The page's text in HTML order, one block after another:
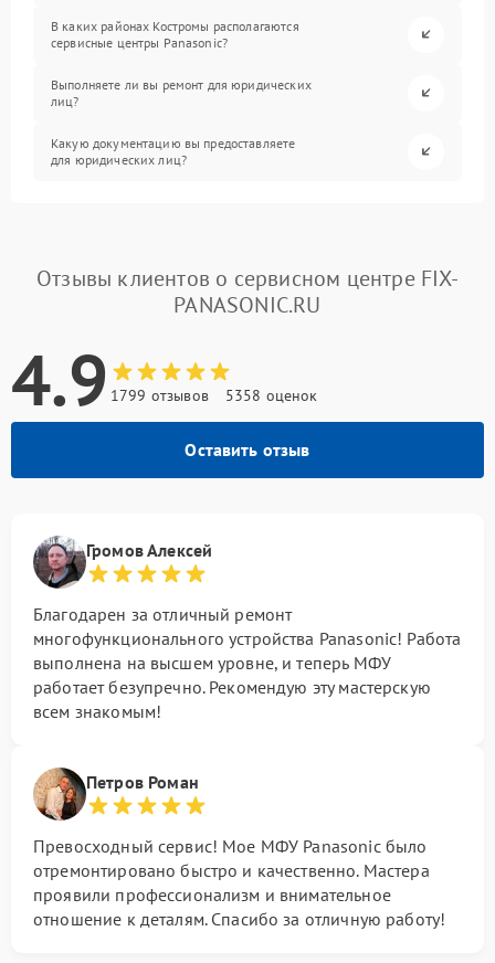
В каких районах Костромы располагаются
сервисные центры Panasonic?
Выполняете ли вы ремонт для юридических
лиц?
Какую документацию вы предоставляете
для юридических лиц?
Отзывы клиентов о сервисном центре FIX-
PANASONIC.RU
4.9 1799 отзывов 5358 оценок
Оставить отзыв
Громов Алексей
Благодарен за отличный ремонт
многофункционального устройства Panasonic! Работа
выполнена на высшем уровне, и теперь МФУ
работает безупречно. Рекомендую эту мастерскую
всем знакомым!
Петров Роман
Превосходный сервис! Мое МФУ Panasonic было
отремонтировано быстро и качественно. Мастера
проявили профессионализм и внимательное
отношение к деталям. Спасибо за отличную работу!